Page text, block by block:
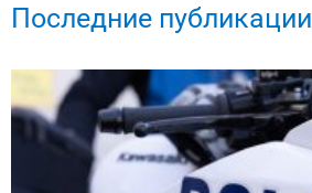
Последние публикации